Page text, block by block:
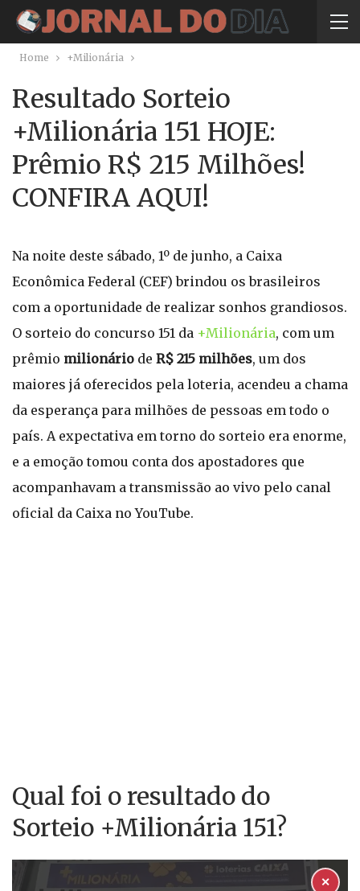
Home +Milionária
Resultado Sorteio
+Milionária 151 HOJE:
Prêmio R$ 215 Milhões!
CONFIRA AQUI!
Na noite deste sábado, 1º de junho, a Caixa
Econômica Federal (CEF) brindou os brasileiros
com a oportunidade de realizar sonhos grandiosos.
O sorteio do concurso 151 da +Milionária, com um
prêmio milionário de R$ 215 milhões, um dos
maiores já oferecidos pela loteria, acendeu a chama
da esperança para milhões de pessoas em todo o
país. A expectativa em torno do sorteio era enorme,
e a emoção tomou conta dos apostadores que
acompanhavam a transmissão ao vivo pelo canal
oficial da Caixa no YouTube.
Qual foi o resultado do
Sorteio +Milionária 151?
✕